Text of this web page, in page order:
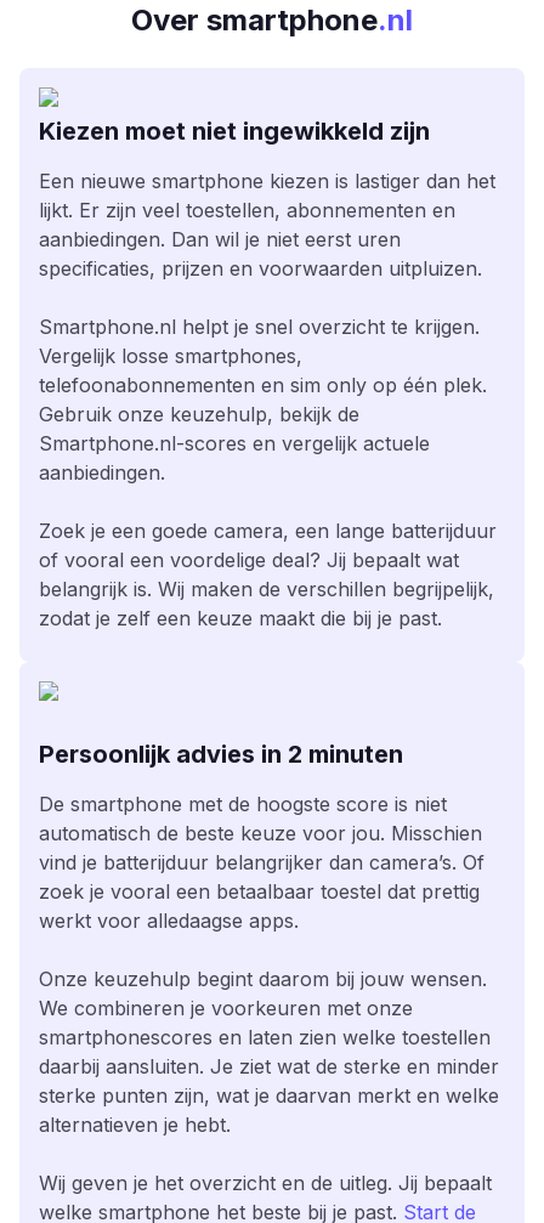
Over smartphone.nl
Kiezen moet niet ingewikkeld zijn
Een nieuwe smartphone kiezen is lastiger dan het
lijkt. Er zijn veel toestellen, abonnementen en
aanbiedingen. Dan wil je niet eerst uren
specificaties, prijzen en voorwaarden uitpluizen.
Smartphone.nl helpt je snel overzicht te krijgen.
Vergelijk losse smartphones,
telefoonabonnementen en sim only op één plek.
Gebruik onze keuzehulp, bekijk de
Smartphone.nl-scores en vergelijk actuele
aanbiedingen.
Zoek je een goede camera, een lange batterijduur
of vooral een voordelige deal? Jij bepaalt wat
belangrijk is. Wij maken de verschillen begrijpelijk,
zodat je zelf een keuze maakt die bij je past.
Persoonlijk advies in 2 minuten
De smartphone met de hoogste score is niet
automatisch de beste keuze voor jou. Misschien
vind je batterijduur belangrijker dan camera’s. Of
zoek je vooral een betaalbaar toestel dat prettig
werkt voor alledaagse apps.
Onze keuzehulp begint daarom bij jouw wensen.
We combineren je voorkeuren met onze
smartphonescores en laten zien welke toestellen
daarbij aansluiten. Je ziet wat de sterke en minder
sterke punten zijn, wat je daarvan merkt en welke
alternatieven je hebt.
Wij geven je het overzicht en de uitleg. Jij bepaalt
welke smartphone het beste bij je past. Start de